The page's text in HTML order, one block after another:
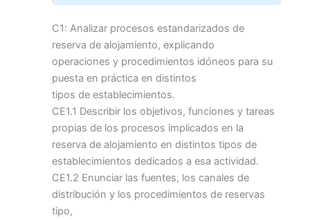
C1: Analizar procesos estandarizados de
reserva de alojamiento, explicando
operaciones y procedimientos idóneos para su
puesta en práctica en distintos
tipos de establecimientos.
CE1.1 Describir los objetivos, funciones y tareas
propias de los procesos implicados en la
reserva de alojamiento en distintos tipos de
establecimientos dedicados a esa actividad.
CE1.2 Enunciar las fuentes, los canales de
distribución y los procedimientos de reservas
tipo,